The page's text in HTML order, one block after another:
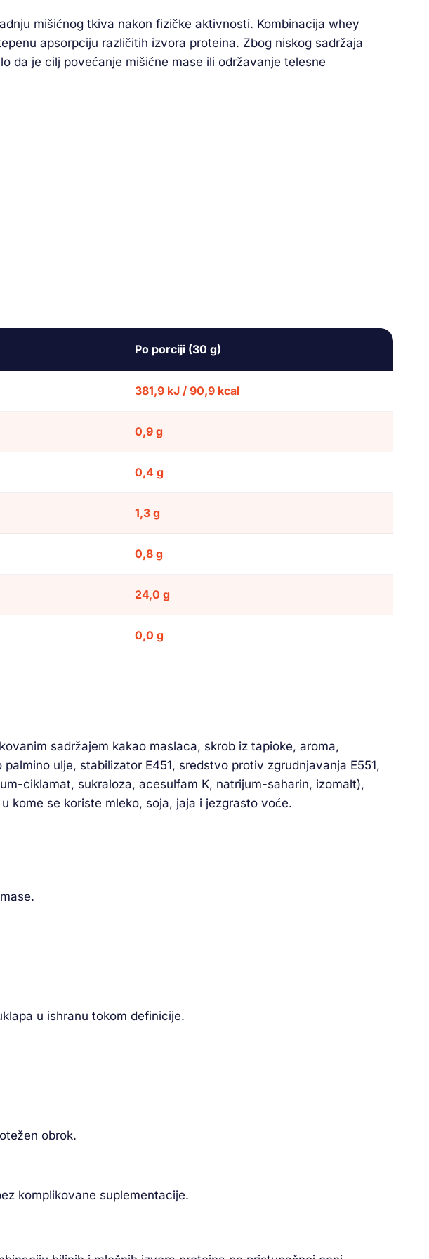
mišićnog tkiva nakon fizičke aktivnosti. Kombinacija whey
apsorpciju različitih izvora proteina. Zbog niskog sadržaja
da je cilj povećanje mišićne mase ili održavanje telesne
Po porciji (30 g)
381,9 kJ / 90,9 kcal
0,9 g
0,4 g
1,3 g
0,8 g
24,0 g
0,0 g
sadržajem kakao maslaca, skrob iz tapioke, aroma,
ulje, stabilizator E451, sredstvo protiv zgrudnjavanja E551,
ciklamat, sukraloza, acesulfam K, natrijum-saharin, izomalt),
kome se koriste mleko, soja, jaja i jezgrasto voće.
u ishranu tokom definicije.
obrok.
komplikovane suplementacije.